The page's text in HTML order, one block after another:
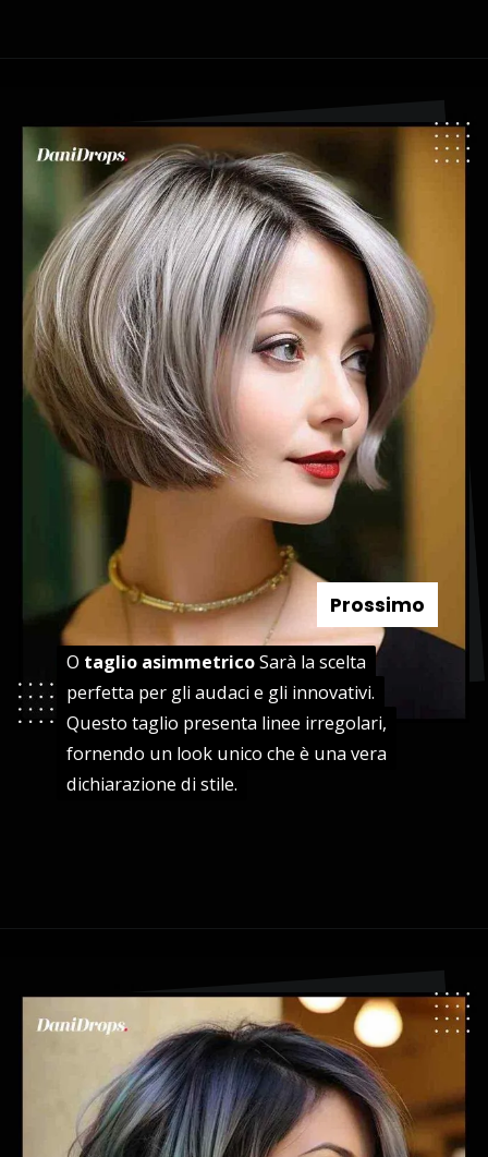
O taglio asimmetricoSarà la scelta
perfetta per gli audaci e gli innovativi.
Questo taglio presenta linee irregolari,
fornendo un look unico che è una vera
dichiarazione di stile.
O taglio asimmetricoSarà la scelta
perfetta per gli audaci e gli innovativi.
Questo taglio presenta linee irregolari,
fornendo un look unico che è una vera
dichiarazione di stile.
Prossimo